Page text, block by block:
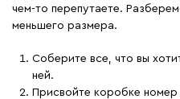
чем-то перепутаете.
меньшего размера.
Соберите все, что вы
ней.
Присвойте коробке